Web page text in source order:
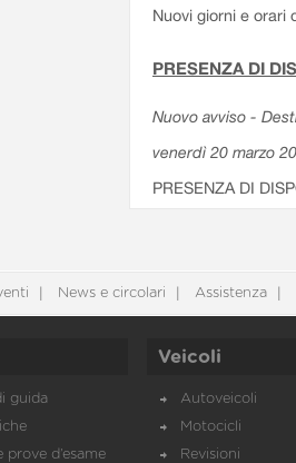
Nuovi giorni e
PRESENZA DI
Nuovo avviso -
venerdì 20 marzo
PRESENZA DI
News e circolari Assistenza
guida
prove d’esame
Veicoli
Autoveicoli
Motocicli
Revisioni